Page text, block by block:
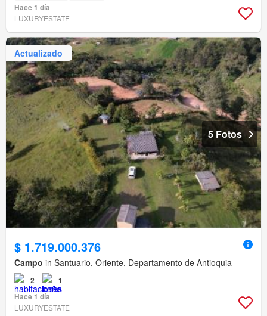
Hace 1 día
LUXURYESTATE
Actualizado
5 Fotos
$ 1.719.000.376
Campo in Santuario, Oriente, Departamento de Antioquia
2
1
Hace 1 día
LUXURYESTATE